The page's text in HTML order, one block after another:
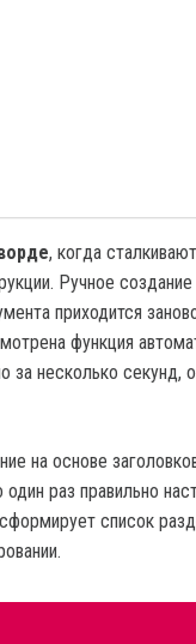
, когда
Ручное
приходится
функция
за несколько секунд,
на основе
раз правильно
список